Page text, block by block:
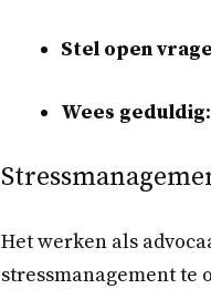
Stel open
Wees geduldig
Het werken als
stressmanagement te